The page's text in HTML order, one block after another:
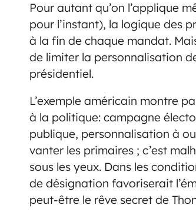
Pour autant qu’on l’applique
pour l’instant), la logique des
à la fin de chaque mandat.
de limiter la personnalisation
présidentiel.
L’exemple américain montre
à la politique: campagne
publique, personnalisation à
vanter les primaires ; c’est
sous les yeux. Dans les
de désignation favoriserait
peut-être le rêve secret de